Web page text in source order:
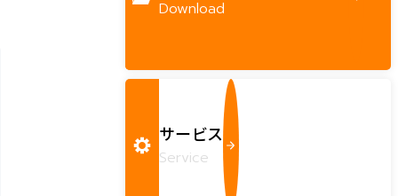
Download
サービス
Service